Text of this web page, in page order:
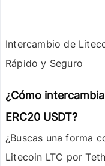
Intercambio de
Rápido y Seguro
¿Cómo
ERC20 USDT?
¿Buscas una forma
Litecoin LTC por